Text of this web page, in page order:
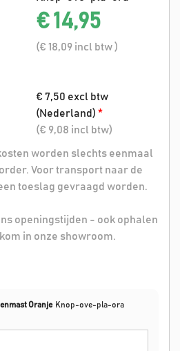
€ 14,95
(€ 18,09 incl btw )
€ 7,50 excl btw
(Nederland) *
(€ 9,08 incl btw)
worden slechts eenmaal
Voor transport naar de
toeslag gevraagd worden.
openingstijden - ook ophalen
in onze showroom.
Oranje Knop-ove-pla-ora